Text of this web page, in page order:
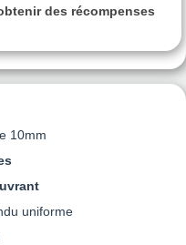
10mm
uniforme
des récompenses